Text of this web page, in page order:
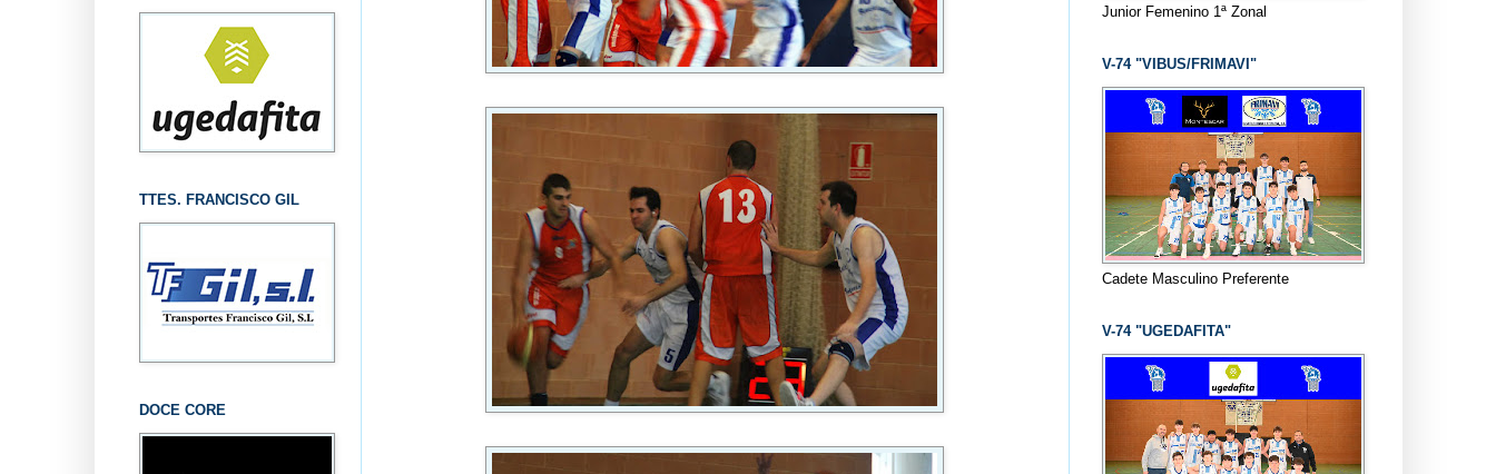
TTES. FRANCISCO GIL
DOCE CORE
Junior Femenino 1ª Zonal
V-74 "VIBUS/FRIMAVI"
Cadete Masculino Preferente
V-74 "UGEDAFITA"